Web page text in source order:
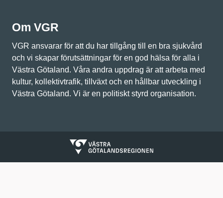
Om VGR
VGR ansvarar för att du har tillgång till en bra sjukvård
och vi skapar förutsättningar för en god hälsa för alla i
Västra Götaland. Våra andra uppdrag är att arbeta med
kultur, kollektivtrafik, tillväxt och en hållbar utveckling i
Västra Götaland. Vi är en politiskt styrd organisation.